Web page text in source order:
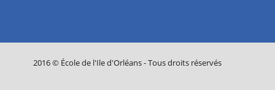
2016 © École de l'Ile d'Orléans - Tous droits réservés